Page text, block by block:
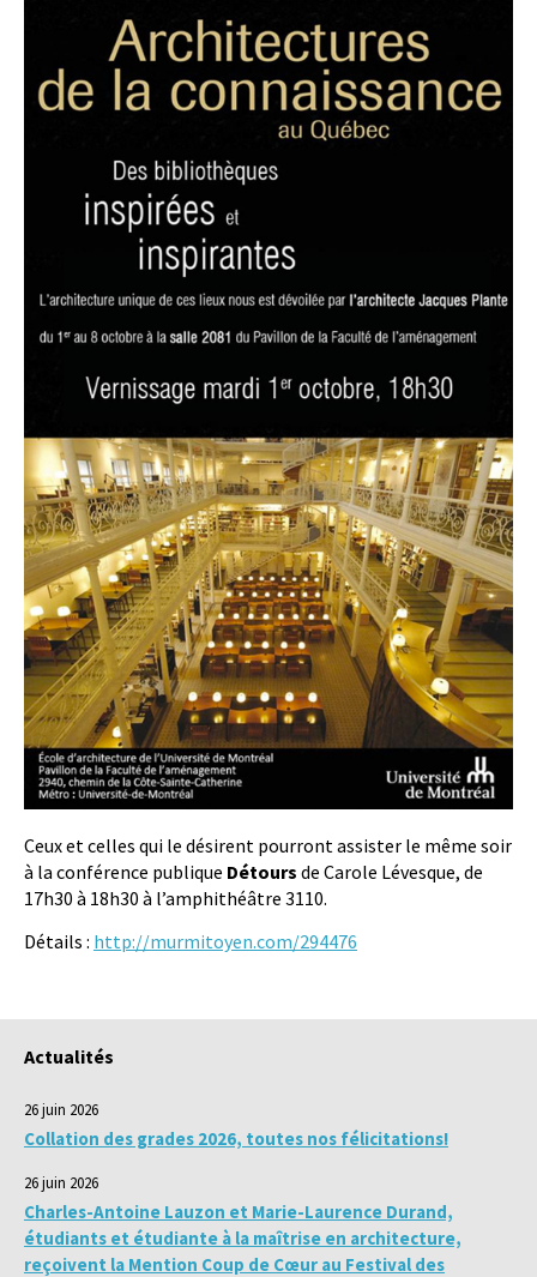
Ceux et celles qui le désirent pourront assister le même soir
à la conférence publique Détours de Carole Lévesque, de
17h30 à 18h30 à l’amphithéâtre 3110.
Détails : http://murmitoyen.com/294476
Actualités
26 juin 2026
Collation des grades 2026, toutes nos félicitations!
26 juin 2026
Charles-Antoine Lauzon et Marie-Laurence Durand,
étudiants et étudiante à la maîtrise en architecture,
reçoivent la Mention Coup de Cœur au Festival des